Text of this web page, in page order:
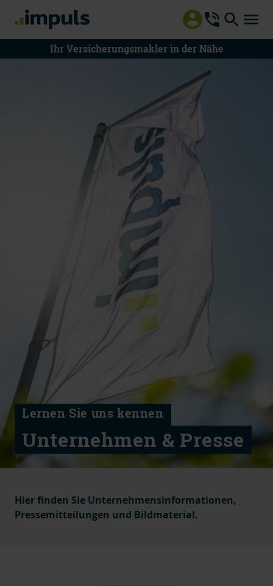
Ihr Versicherungsmakler in der Nähe
08000 55 8000
Mo - Do 8 - 18 Uhr | Fr 8 - 15 Uhr
Mitteilung an impuls
Beratung vereinbaren
Schaden melden
Lernen Sie uns kennen
Unternehmen & Presse
Hier finden Sie Unternehmensinformationen,
Pressemitteilungen und Bildmaterial.